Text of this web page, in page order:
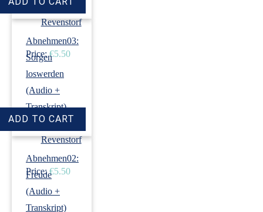
›Dirk
Revenstorf
Price: €5.50
Abnehmen03:
Sorgen
loswerden
(Audio +
Transkript)
›Dirk
Revenstorf
Price: €5.50
Abnehmen02:
Freude
(Audio +
Transkript)